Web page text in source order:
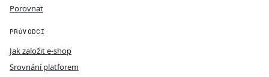
Porovnat
PRŮVODCI
Jak založit e-shop
Srovnání platforem